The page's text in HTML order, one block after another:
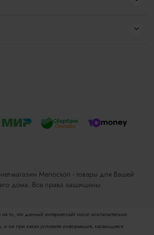
магазин Мелоскоп - товары для Вашей
дома. Все права защищены.
то, что данный интернет-сайт носит исключительно
и ни при каких условиях информация, касающаяся